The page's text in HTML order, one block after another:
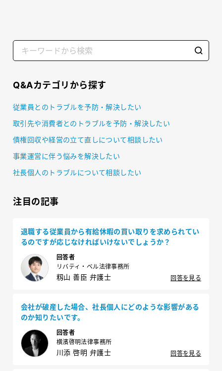
Q&Aカテゴリから探す
従業員とのトラブルを予防・解決したい
取引先や消費者とのトラブルを予防・解決したい
債権回収や経営の立て直しについて相談したい
事業運営に伴う悩みを解決したい
社長個人のトラブルについて相談したい
注目の記事
退職する従業員から有給休暇の買い取りを求められてい
るのですが応じなければいけないでしょうか？
回答者
リバティ・ベル法律事務所
籾山 善臣 弁護士 回答を見る
会社が破産した場合、社長個人にどのような影響がある
のか知りたいです。
回答者
横濱啓明法律事務所
川添 啓明 弁護士 回答を見る